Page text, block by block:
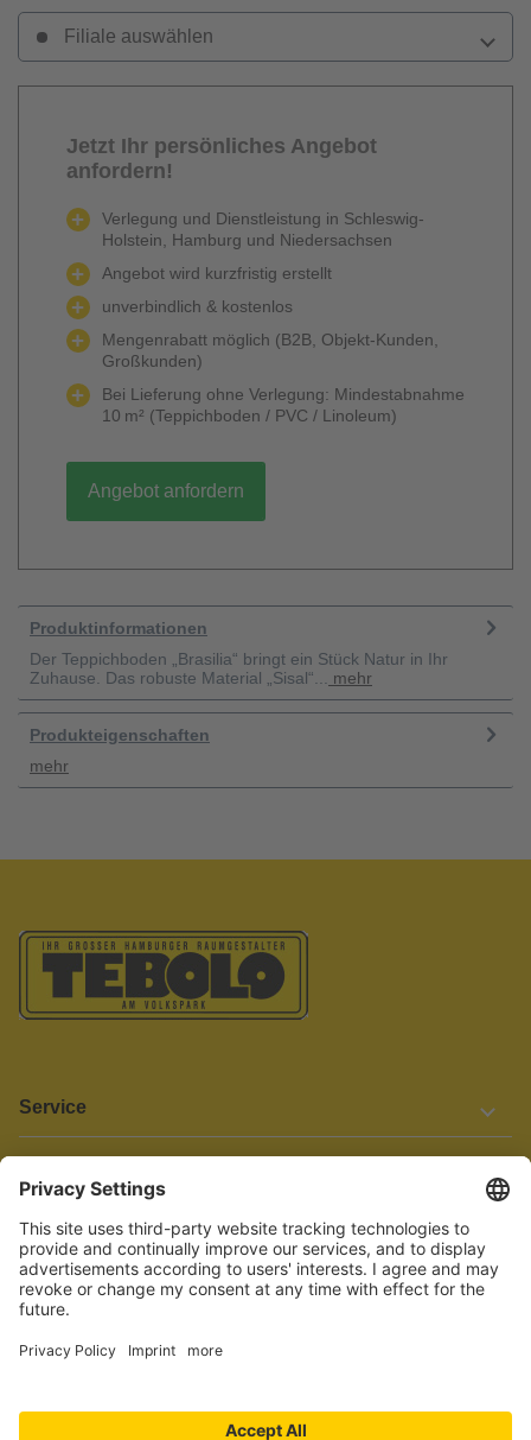
Filiale auswählen
Jetzt Ihr persönliches Angebot
anfordern!
Verlegung und Dienstleistung in Schleswig-
Holstein, Hamburg und Niedersachsen
Angebot wird kurzfristig erstellt
unverbindlich & kostenlos
Mengenrabatt möglich (B2B, Objekt-Kunden,
Großkunden)
Bei Lieferung ohne Verlegung: Mindestabnahme
10 m² (Teppichboden / PVC / Linoleum)
Angebot anfordern
Produktinformationen
Der Teppichboden „Brasilia“ bringt ein Stück Natur in Ihr
Zuhause. Das robuste Material „Sisal“...
mehr
Produkteigenschaften
mehr
Service
Informationen
Barrierefreiheit
Wir bemühen uns, unsere Website barrierefrei zu gestalten.
Einige Inhalte und Funktionen sind derzeit jedoch noch nicht
vollständig zugänglich. Wenn Sie auf Barrieren stoßen oder Hilfe
benötigen, kontaktieren Sie uns bitte unter service[at]knutzen.de.
Vertrag widerrufen
© 2026 TEBOLO